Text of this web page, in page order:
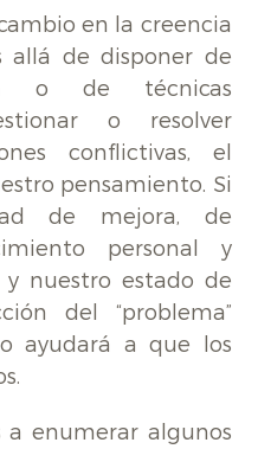
en la creencia
allá de disponer de
o de técnicas
o resolver
conflictivas, el
pensamiento. Si
de mejora, de
personal y
nuestro estado de
del “problema”
ayudará a que los
a enumerar algunos